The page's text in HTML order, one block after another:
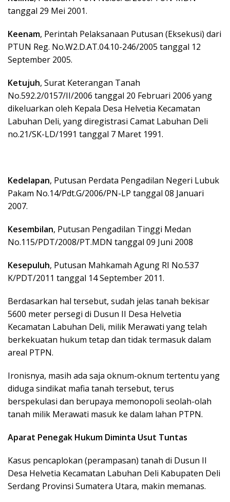
tanggal 29 Mei 2001.
Keenam, Perintah Pelaksanaan Putusan (Eksekusi) dari
PTUN Reg. No.W2.D.AT.04.10-246/2005 tanggal 12
September 2005.
Ketujuh, Surat Keterangan Tanah
No.592.2/0157/II/2006 tanggal 20 Februari 2006 yang
dikeluarkan oleh Kepala Desa Helvetia Kecamatan
Labuhan Deli, yang diregistrasi Camat Labuhan Deli
no.21/SK-LD/1991 tanggal 7 Maret 1991.
Kedelapan, Putusan Perdata Pengadilan Negeri Lubuk
Pakam No.14/Pdt.G/2006/PN-LP tanggal 08 Januari
2007.
Kesembilan, Putusan Pengadilan Tinggi Medan
No.115/PDT/2008/PT.MDN tanggal 09 Juni 2008
Kesepuluh, Putusan Mahkamah Agung RI No.537
K/PDT/2011 tanggal 14 September 2011.
Berdasarkan hal tersebut, sudah jelas tanah bekisar
5600 meter persegi di Dusun II Desa Helvetia
Kecamatan Labuhan Deli, milik Merawati yang telah
berkekuatan hukum tetap dan tidak termasuk dalam
areal PTPN.
Ironisnya, masih ada saja oknum-oknum tertentu yang
diduga sindikat mafia tanah tersebut, terus
berspekulasi dan berupaya memonopoli seolah-olah
tanah milik Merawati masuk ke dalam lahan PTPN.
Aparat Penegak Hukum Diminta Usut Tuntas
Kasus pencaplokan (perampasan) tanah di Dusun II
Desa Helvetia Kecamatan Labuhan Deli Kabupaten Deli
Serdang Provinsi Sumatera Utara, makin memanas.